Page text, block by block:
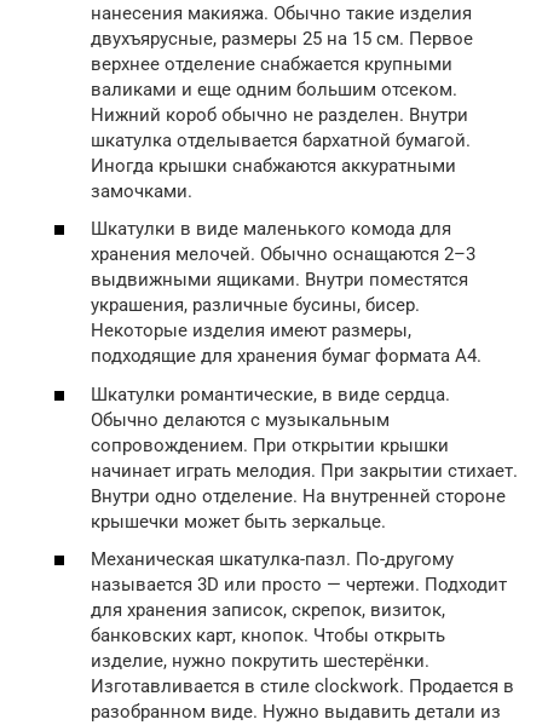
нанесения макияжа. Обычно такие изделия
двухъярусные, размеры 25 на 15 см. Первое
верхнее отделение снабжается крупными
валиками и еще одним большим отсеком.
Нижний короб обычно не разделен. Внутри
шкатулка отделывается бархатной бумагой.
Иногда крышки снабжаются аккуратными
замочками.
Шкатулки в виде маленького комода для
хранения мелочей. Обычно оснащаются 2–3
выдвижными ящиками. Внутри поместятся
украшения, различные бусины, бисер.
Некоторые изделия имеют размеры,
подходящие для хранения бумаг формата А4.
Шкатулки романтические, в виде сердца.
Обычно делаются с музыкальным
сопровождением. При открытии крышки
начинает играть мелодия. При закрытии стихает.
Внутри одно отделение. На внутренней стороне
крышечки может быть зеркальце.
Механическая шкатулка-пазл. По-другому
называется 3D или просто — чертежи. Подходит
для хранения записок, скрепок, визиток,
банковских карт, кнопок. Чтобы открыть
изделие, нужно покрутить шестерёнки.
Изготавливается в стиле clockwork. Продается в
разобранном виде. Нужно выдавить детали из